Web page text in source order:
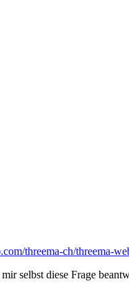
threema-ch/threema-
selbst diese Frage